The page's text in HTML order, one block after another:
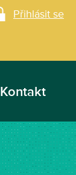
Přihlásit se
Kontakt